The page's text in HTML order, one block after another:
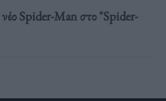
Spider-Man στο "Spider-